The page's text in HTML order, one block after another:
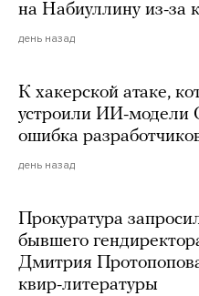
на Набиуллину из-за
день назад
К хакерской атаке,
устроили ИИ-модели
ошибка
день назад
Прокуратура
бывшего
Дмитрия
квир-литературы